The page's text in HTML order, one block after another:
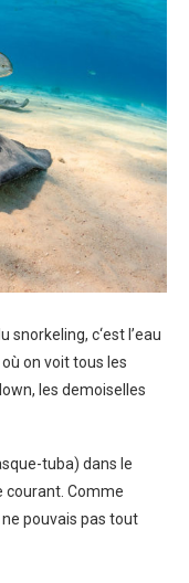
snorkeling, c‘est l’eau
on voit tous les
les demoiselles
tuba) dans le
courant. Comme
ne pouvais pas tout